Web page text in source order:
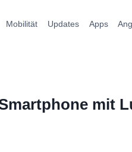
Mobilität Updates Apps
mit